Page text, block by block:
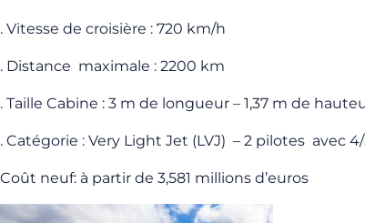
. Vitesse de croisière : 720 km/h
. Distance maximale : 2200 km
. Taille Cabine : 3 m de longueur – 1,37 m de
. Catégorie : Very Light Jet (LVJ) – 2 pilotes avec
Coût neuf: à partir de 3,581 millions d’euros